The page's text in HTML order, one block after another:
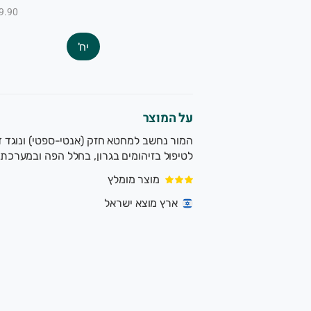
₪49.90
יח'
על המוצר
המור נחשב למחטא חזק (אנטי-ספטי)
לטיפול בזיהומים בגרון, בחלל הפה
מוצר מומלץ
ארץ מוצא ישראל